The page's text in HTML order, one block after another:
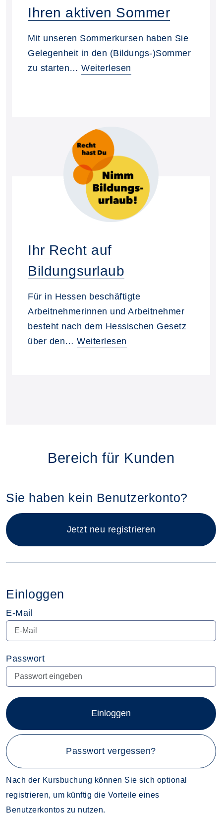
Ihren aktiven Sommer
Mit unseren Sommerkursen haben Sie
Gelegenheit in den (Bildungs-)Sommer
zu starten… Weiterlesen
Ihr Recht auf
Bildungsurlaub
Für in Hessen beschäftigte
Arbeitnehmerinnen und Arbeitnehmer
besteht nach dem Hessischen Gesetz
über den… Weiterlesen
Bereich für Kunden
Sie haben kein Benutzerkonto?
Jetzt neu registrieren
Einloggen
E-Mail
Passwort
Einloggen
Passwort vergessen?
Nach der Kursbuchung können Sie sich optional
registrieren, um künftig die Vorteile eines
Benutzerkontos zu nutzen.